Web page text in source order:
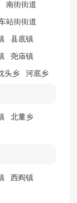
南街街道
站街街道
县底镇
尧庙镇
头乡 河底乡
北董乡
西阎镇